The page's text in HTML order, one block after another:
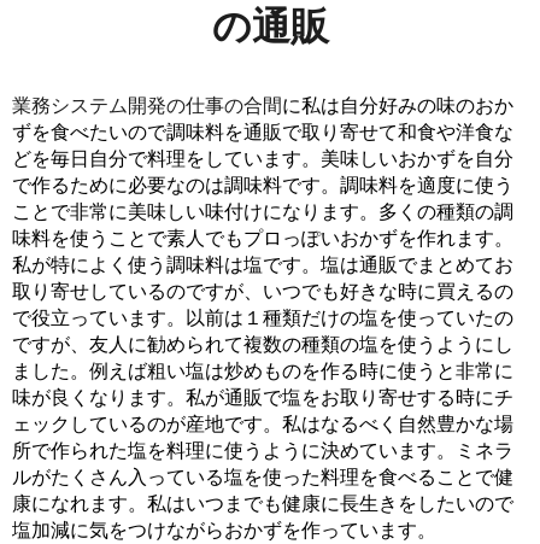
の通販
業務システム開発の仕事の合間に私は自分好みの味のおか
ずを食べたいので調味料を通販で取り寄せて和食や洋食な
どを毎日自分で料理をしています。美味しいおかずを自分
で作るために必要なのは調味料です。調味料を適度に使う
ことで非常に美味しい味付けになります。多くの種類の調
味料を使うことで素人でもプロっぽいおかずを作れます。
私が特によく使う調味料は塩です。塩は通販でまとめてお
取り寄せしているのですが、いつでも好きな時に買えるの
で役立っています。以前は１種類だけの塩を使っていたの
ですが、友人に勧められて複数の種類の塩を使うようにし
ました。例えば粗い塩は炒めものを作る時に使うと非常に
味が良くなります。私が通販で塩をお取り寄せする時にチ
ェックしているのが産地です。私はなるべく自然豊かな場
所で作られた塩を料理に使うように決めています。ミネラ
ルがたくさん入っている塩を使った料理を食べることで健
康になれます。私はいつまでも健康に長生きをしたいので
塩加減に気をつけながらおかずを作っています。